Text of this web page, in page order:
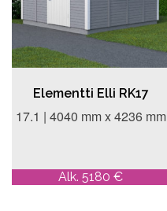
Elementti Elli RK17
17.1 | 4040 mm x 4236 mm
Alk. 5180 €